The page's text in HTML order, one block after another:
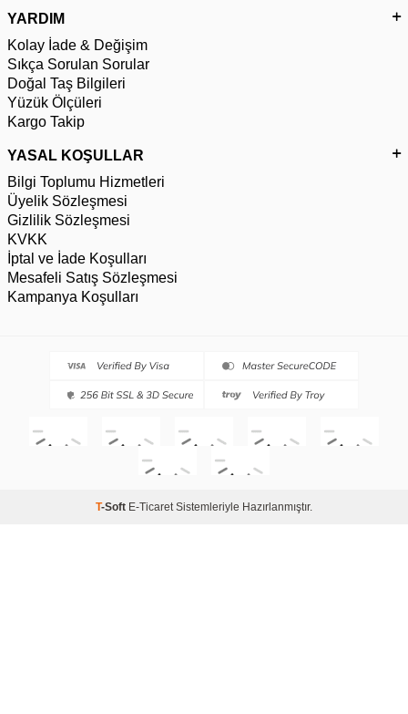
YARDIM
Kolay İade & Değişim
Sıkça Sorulan Sorular
Doğal Taş Bilgileri
Yüzük Ölçüleri
Kargo Takip
YASAL KOŞULLAR
Bilgi Toplumu Hizmetleri
Üyelik Sözleşmesi
Gizlilik Sözleşmesi
KVKK
İptal ve İade Koşulları
Mesafeli Satış Sözleşmesi
Kampanya Koşulları
T-Soft E-Ticaret Sistemleriyle Hazırlanmıştır.